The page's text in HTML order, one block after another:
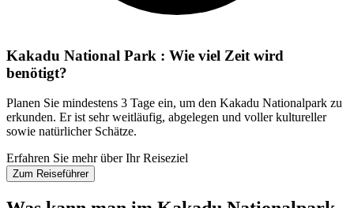
Kakadu National Park : Wie viel Zeit wird
benötigt?
Planen Sie mindestens 3 Tage ein, um den Kakadu Nationalpark zu
erkunden. Er ist sehr weitläufig, abgelegen und voller kultureller
sowie natürlicher Schätze.
Erfahren Sie mehr über Ihr Reiseziel
Zum Reiseführer